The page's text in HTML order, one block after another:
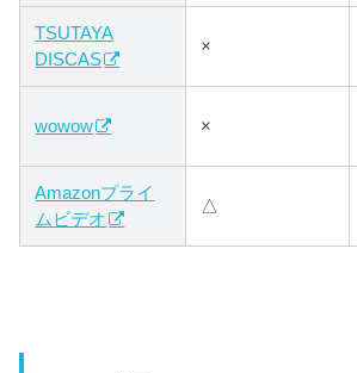
TSUTAYA
DISCAS
×
wowow ×
Amazonプライ
ムビデオ
△